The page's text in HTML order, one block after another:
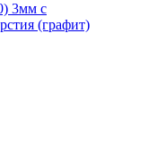
3мм с
(графит)